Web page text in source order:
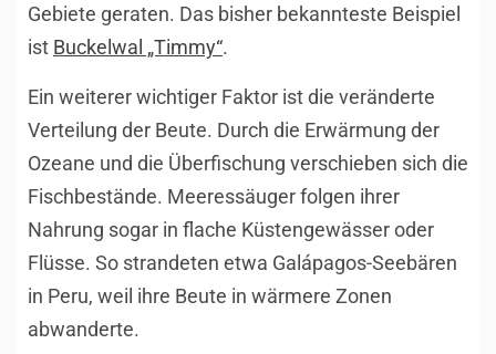
Gebiete geraten. Das bisher bekannteste Beispiel
ist Buckelwal „Timmy“.
Ein weiterer wichtiger Faktor ist die veränderte
Verteilung der Beute. Durch die Erwärmung der
Ozeane und die Überfischung verschieben sich die
Fischbestände. Meeressäuger folgen ihrer
Nahrung sogar in flache Küstengewässer oder
Flüsse. So strandeten etwa Galápagos-Seebären
in Peru, weil ihre Beute in wärmere Zonen
abwanderte.